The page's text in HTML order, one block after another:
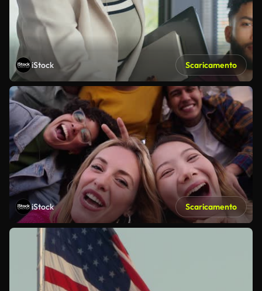
iStock Scaricamento
iStock Scaricamento